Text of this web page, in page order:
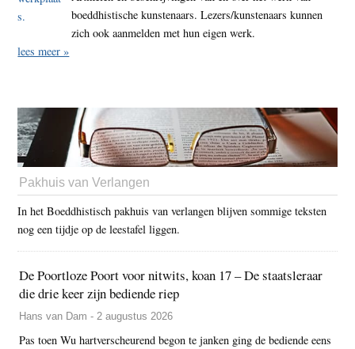
boeddhistische kunstenaars. Lezers/kunstenaars kunnen
zich ook aanmelden met hun eigen werk.
lees meer »
Pakhuis van Verlangen
In het Boeddhistisch pakhuis van verlangen blijven sommige teksten
nog een tijdje op de leestafel liggen.
De Poortloze Poort voor nitwits, koan 17 – De staatsleraar
die drie keer zijn bediende riep
Hans van Dam - 2 augustus 2026
Pas toen Wu hartverscheurend begon te janken ging de bediende eens